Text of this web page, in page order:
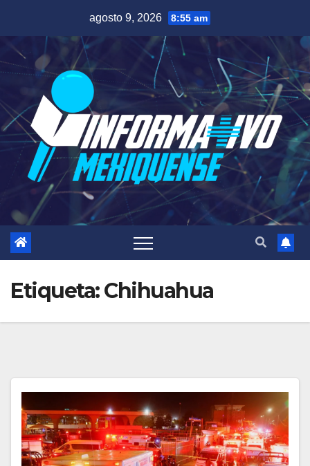
contenido
agosto 9, 2026 8:55 am
Etiqueta:Chihuahua